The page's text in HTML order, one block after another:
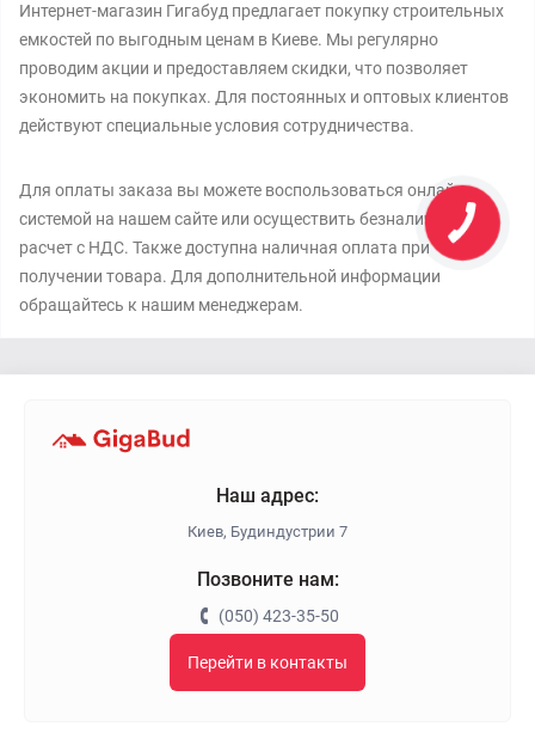
Интернет-магазин Гигабуд предлагает покупку строительных
емкостей по выгодным ценам в Киеве. Мы регулярно
проводим акции и предоставляем скидки, что позволяет
экономить на покупках. Для постоянных и оптовых клиентов
действуют специальные условия сотрудничества.
Для оплаты заказа вы можете воспользоваться онлайн-
системой на нашем сайте или осуществить безналичный
расчет с НДС. Также доступна наличная оплата при
получении товара. Для дополнительной информации
обращайтесь к нашим менеджерам.
Наш адрес:
Киев, Будиндустрии 7
Позвоните нам:
(050) 423-35-50
Перейти в контакты